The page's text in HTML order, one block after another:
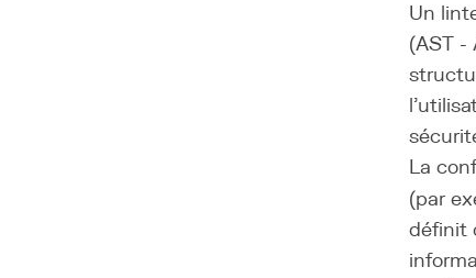
Un
(AST -
La
(par
définit